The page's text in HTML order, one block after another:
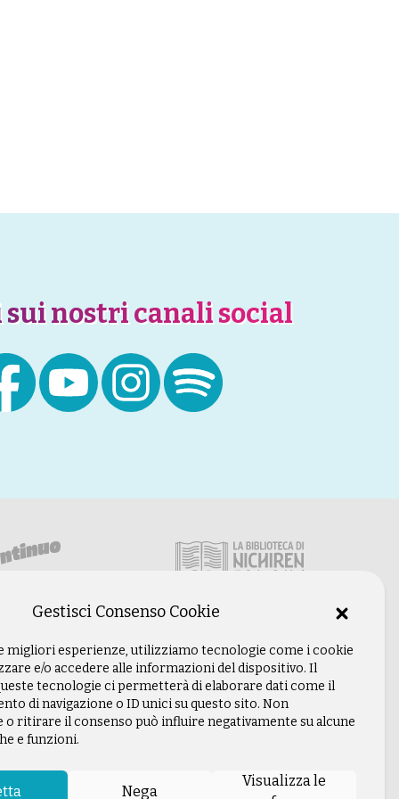
sui nostri canali social
Gestisci Consenso Cookie
migliori esperienze, utilizziamo tecnologie come i cookie
e/o accedere alle informazioni del dispositivo. Il
tecnologie ci permetterà di elaborare dati come il
di navigazione o ID unici su questo sito. Non
o ritirare il consenso può influire negativamente su alcune
e funzioni.
Nega
Visualizza le